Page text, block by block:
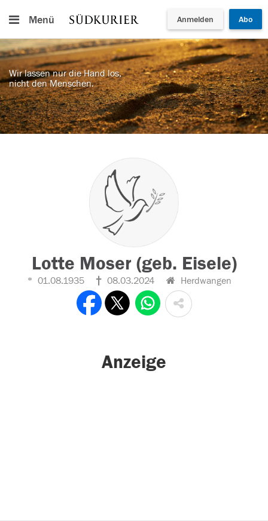
Menü Anmelden Abo
Wir lassen nur die Hand los,
nicht den Menschen.
Lotte Moser (geb. Eisele)
01.08.1935 08.03.2024 Herdwangen
Anzeige